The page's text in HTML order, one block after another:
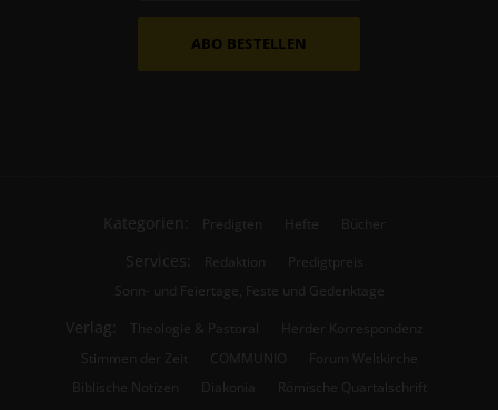
ABO BESTELLEN
Kategorien: Predigten Hefte Bücher
Services: Redaktion
Predigtpreis
Sonn- und Feiertage, Feste und Gedenktage
Verlag: Theologie & Pastoral
Herder Korrespondenz
Stimmen der Zeit
COMMUNIO
Forum Weltkirche
Biblische Notizen
Diakonia Römische Quartalschrift